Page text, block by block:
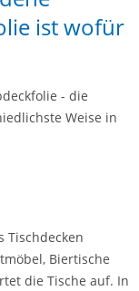
ist wofür
- die
Weise in
Tischdecken
Biertische
die Tische auf. In